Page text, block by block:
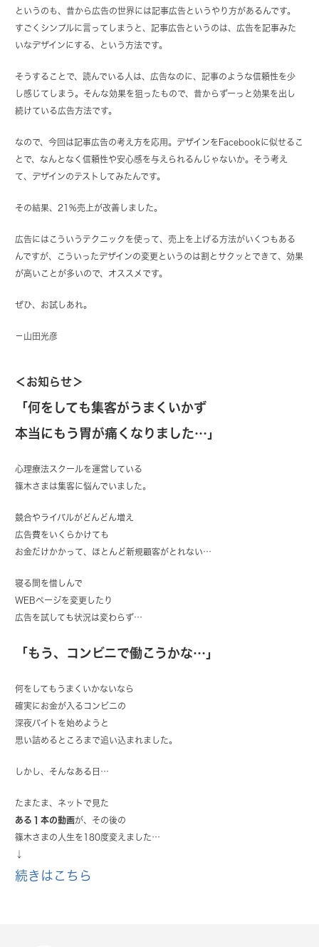
というのも、昔から広告の世界には記事広告というやり方があるんです。
すごくシンプルに言ってしまうと、記事広告というのは、広告を記事みた
いなデザインにする、という方法です。
そうすることで、読んでいる人は、広告なのに、記事のような信頼性を少
し感じてしまう。そんな効果を狙ったもので、昔からずーっと効果を出し
続けている広告方法です。
なので、今回は記事広告の考え方を応用。デザインをFacebookに似せるこ
とで、なんとなく信頼性や安心感を与えられるんじゃないか。そう考え
て、デザインのテストしてみたんです。
その結果、21%売上が改善しました。
広告にはこういうテクニックを使って、売上を上げる方法がいくつもある
んですが、こういったデザインの変更というのは割とサクッとできて、効果
が高いことが多いので、オススメです。
ぜひ、お試しあれ。
－山田光彦
＜お知らせ＞
「何をしても集客がうまくいかず
本当にもう胃が痛くなりました…」
心理療法スクールを運営している
篠木さまは集客に悩んでいました。
競合やライバルがどんどん増え
広告費をいくらかけても
お金だけかかって、ほとんど新規顧客がとれない…
寝る間を惜しんで
WEBページを変更したり
広告を試しても状況は変わらず…
「もう、コンビニで働こうかな…」
何をしてもうまくいかないなら
確実にお金が入るコンビニの
深夜バイトを始めようと
思い詰めるところまで追い込まれました。
しかし、そんなある日…
たまたま、ネットで見た
ある１本の動画が、その後の
篠木さまの人生を180度変えました…
↓
続きはこちら